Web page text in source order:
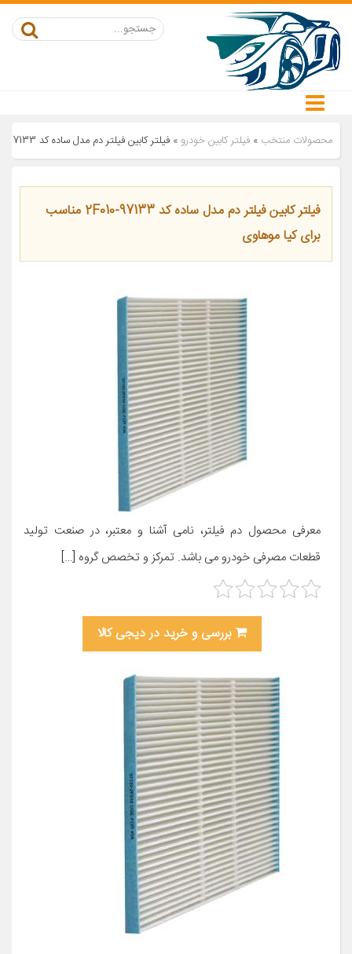
محصولات منتخب » فیلتر کابین خودرو » فیلتر کابین فیلتر دم مدل ساده کد 97133-2F010 مناسب برای کیا موهاوی
فیلتر کابین فیلتر دم مدل ساده کد 97133-2F010 مناسب
برای کیا موهاوی
معرفی محصول دم فیلتر، نامی آشنا و معتبر، در صنعت تولید
قطعات مصرفی خودرو می باشد. تمرکز و تخصص گروه […]
بررسی و خرید در دیجی کالا